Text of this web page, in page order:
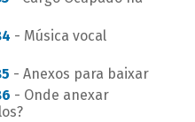
- Música vocal
- Anexos para baixar
- Onde anexar